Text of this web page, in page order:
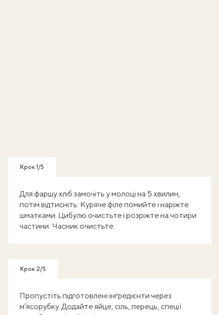
Крок 1/5
Для фаршу хліб замочіть у молоці на 5 хвилин,
потім відтисніть. Куряче філе помийте і наріжте
шматками. Цибулю очистьте і розріжте на чотири
частини. Часник очистьте.
Крок 2/5
Пропустіть підготовлені інгредієнти через
м’ясорубку. Додайте яйце, сіль, перець, спеції